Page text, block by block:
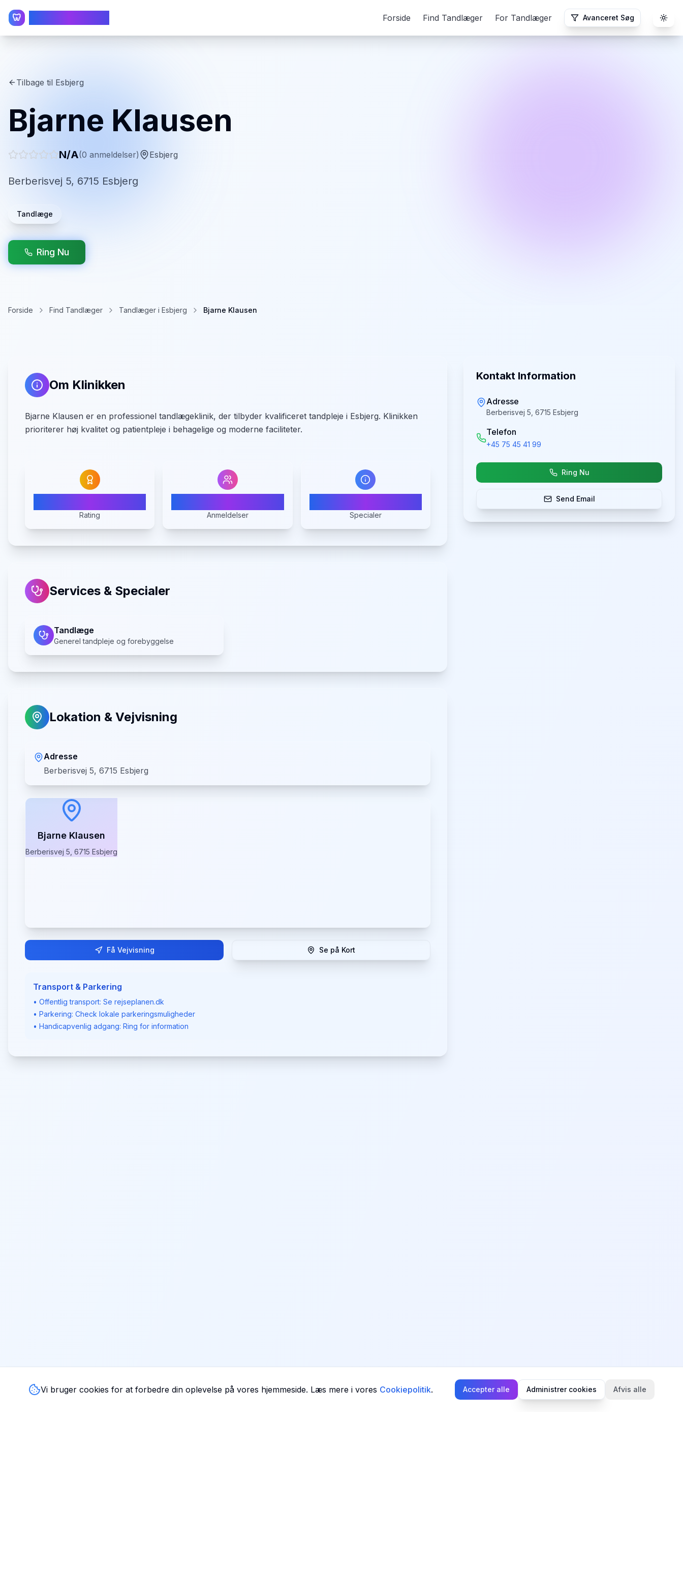
🦷 Forside Find Tandlæger For Tandlæger Avanceret Søg
Tilbage til Esbjerg
Bjarne Klausen
N/A(0 anmeldelser) Esbjerg
Berberisvej 5, 6715 Esbjerg
Tandlæge
Ring Nu
Forside Find Tandlæger Tandlæger i Esbjerg Bjarne Klausen
Om Klinikken
Bjarne Klausen er en professionel tandlægeklinik, der tilbyder kvalificeret tandpleje i Esbjerg. Klinikken
prioriterer høj kvalitet og patientpleje i behagelige og moderne faciliteter.
Rating Anmeldelser Specialer
Services & Specialer
Tandlæge
Generel tandpleje og forebyggelse
Lokation & Vejvisning
Adresse
Berberisvej 5, 6715 Esbjerg
Bjarne Klausen
Berberisvej 5, 6715 Esbjerg
Få Vejvisning Se på Kort
Transport & Parkering
• Offentlig transport: Se rejseplanen.dk
• Parkering: Check lokale parkeringsmuligheder
• Handicapvenlig adgang: Ring for information
Kontakt Information
Adresse
Berberisvej 5, 6715 Esbjerg
Telefon
+45 75 45 41 99
Ring Nu
Send Email
Vi bruger cookies for at forbedre din oplevelse på vores hjemmeside. Læs mere i vores Cookiepolitik. Accepter alle Administrer cookies Afvis alle